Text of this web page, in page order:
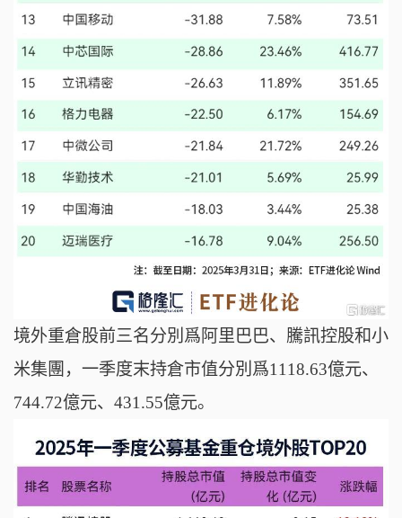
境外重倉股前三名分別爲阿里巴巴、騰訊控股和小
米集團，一季度末持倉市值分別爲1118.63億元、
744.72億元、431.55億元。